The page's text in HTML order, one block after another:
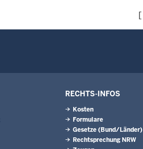
[
RECHTS-INFOS
Kosten
Formulare
Gesetze (Bund/Länder)
Rechtsprechung NRW